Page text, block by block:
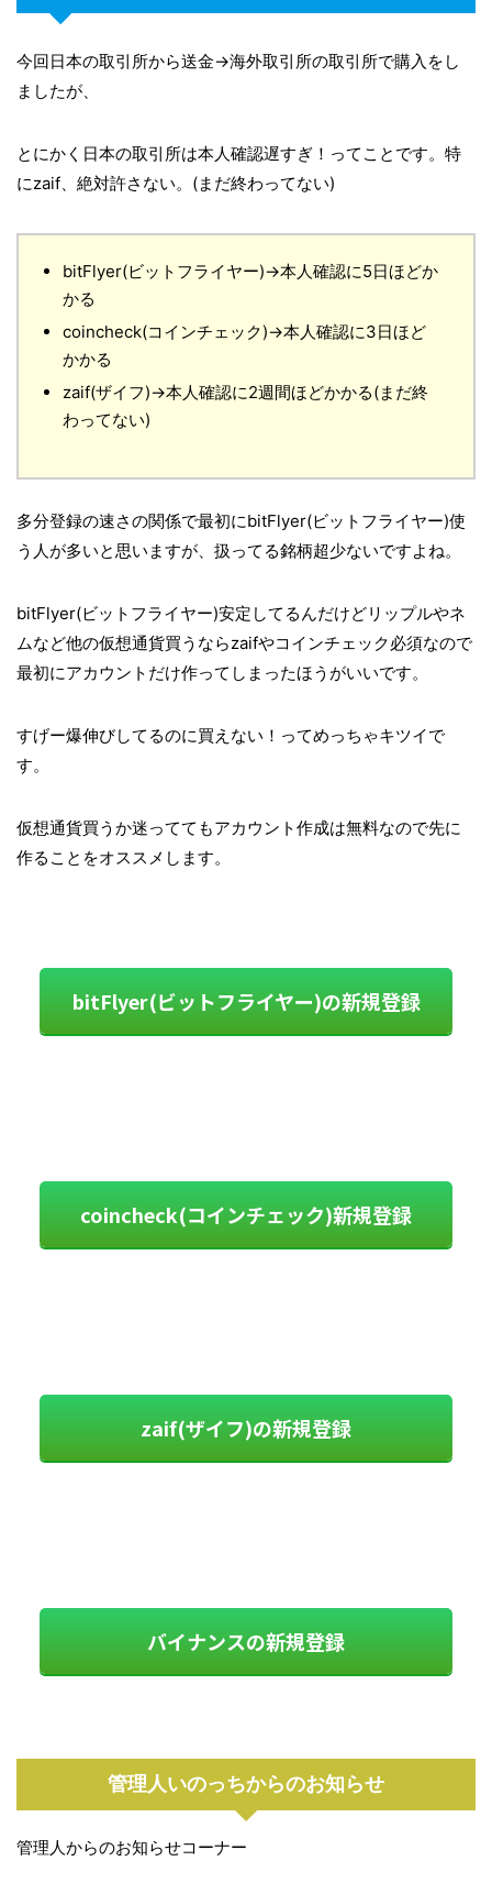
今回日本の取引所から送金→海外取引所の取引所で購入をし
ましたが、
とにかく日本の取引所は本人確認遅すぎ！ってことです。特
にzaif、絶対許さない。(まだ終わってない)
bitFlyer(ビットフライヤー)→本人確認に5日ほどか
かる
coincheck(コインチェック)→本人確認に3日ほど
かかる
zaif(ザイフ)→本人確認に2週間ほどかかる(まだ終
わってない)
多分登録の速さの関係で最初にbitFlyer(ビットフライヤー)使
う人が多いと思いますが、扱ってる銘柄超少ないですよね。
bitFlyer(ビットフライヤー)安定してるんだけどリップルやネ
ムなど他の仮想通貨買うならzaifやコインチェック必須なので
最初にアカウントだけ作ってしまったほうがいいです。
すげー爆伸びしてるのに買えない！ってめっちゃキツイで
す。
仮想通貨買うか迷っててもアカウント作成は無料なので先に
作ることをオススメします。
bitFlyer(ビットフライヤー)の新規登録
coincheck(コインチェック)新規登録
zaif(ザイフ)の新規登録
バイナンスの新規登録
管理人いのっちからのお知らせ
管理人からのお知らせコーナー